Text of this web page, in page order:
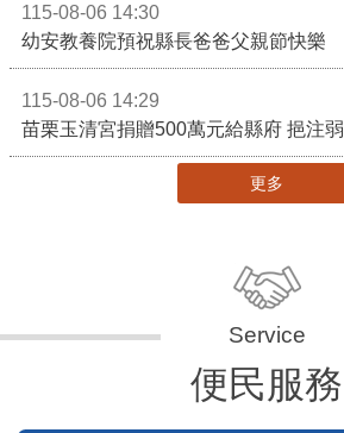
115-08-06 14:30
幼安教養院預祝縣長爸爸父親節快樂
115-08-06 14:29
更多
便民服務